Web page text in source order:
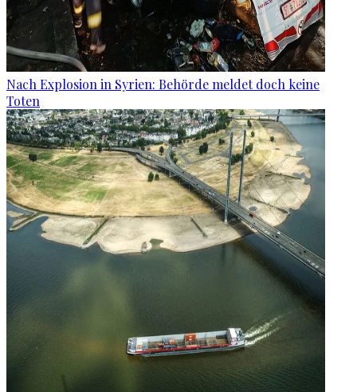
Nach Explosion in Syrien: Behörde meldet doch keine
Toten